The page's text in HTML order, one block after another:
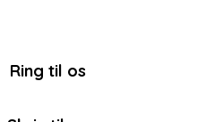
Ring til os